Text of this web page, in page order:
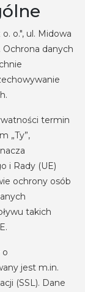
o.", ul. Midowa
Ochrona danych
termin
„Ty”,
i Rady (UE)
ochrony osób
takich
o
jest m.in.
(SSL). Dane